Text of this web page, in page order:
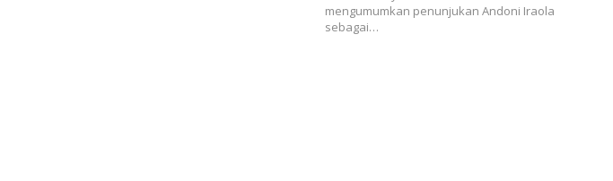
mengumumkan penunjukan Andoni Iraola
sebagai…